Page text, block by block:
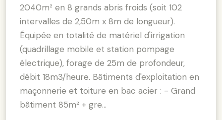
2040m² en 8 grands abris froids (soit 102
intervalles de 2,50m x 8m de longueur).
Équipée en totalité de matériel d'irrigation
(quadrillage mobile et station pompage
électrique), forage de 25m de profondeur,
débit 18m3/heure. Bâtiments d'exploitation en
maçonnerie et toiture en bac acier : - Grand
bâtiment 85m² + gre…